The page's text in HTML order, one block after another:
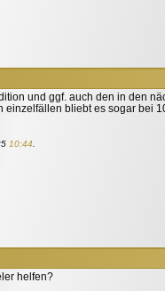
und ggf. auch den in den
bliebt es sogar bei
10:44
helfen?